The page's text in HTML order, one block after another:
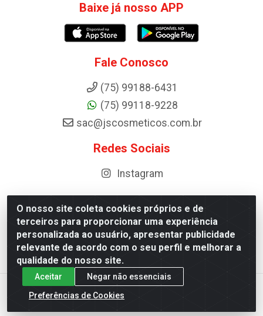
O nosso site coleta cookies próprios e de
terceiros para proporcionar uma experiência
personalizada ao usuário, apresentar publicidade
relevante de acordo com o seu perfil e melhorar a
qualidade do nosso site.
Aceitar
Negar não essenciais
Preferências de Cookies
Baixe já nosso APP
Fale Conosco
(75) 99188-6431
(75) 99118-9228
sac@jscosmeticos.com.br
Redes Sociais
Instagram
Distribuidora de Cosméticos Antoneto LTDA - BA-052,
km 87 - Industrial, Ipirá - BA, 44600-000 - CNPJ
10.984.107/0001-75